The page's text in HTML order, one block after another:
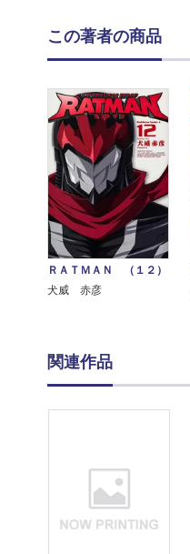
この著者の商品
ＲＡＴＭＡＮ （１２）
犬威 赤彦
関連作品